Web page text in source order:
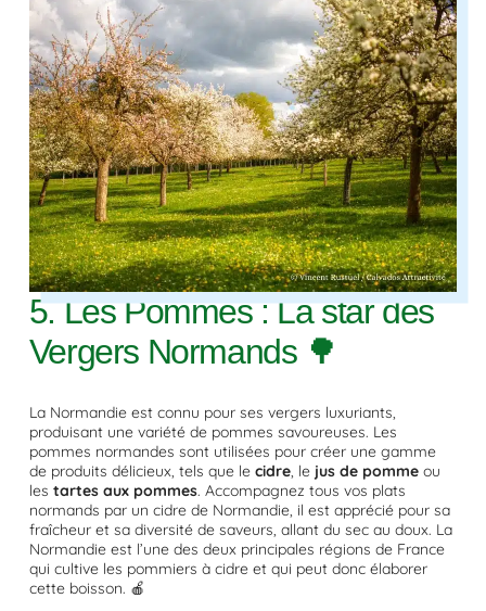
5. Les Pommes : La star des
Vergers Normands 🌳
La Normandie est connu pour ses vergers luxuriants,
produisant une variété de pommes savoureuses. Les
pommes normandes sont utilisées pour créer une gamme
de produits délicieux, tels que le cidre, le jus de pommeou
les tartes aux pommes. Accompagnez tous vos plats
normands par un cidre de Normandie, il est apprécié pour sa
fraîcheur et sa diversité de saveurs, allant du sec au doux. La
Normandie est l’une des deux principales régions de France
qui cultive les pommiers à cidre et qui peut donc élaborer
cette boisson. 🍎